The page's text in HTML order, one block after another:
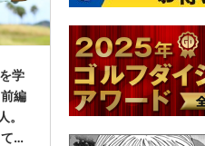
学
編
。
い